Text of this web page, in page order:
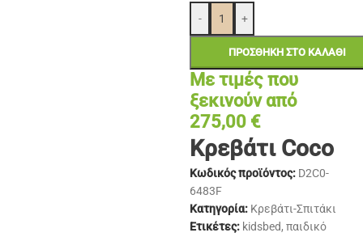
- +
ΠΡΟΣΘΉΚΗ ΣΤΟ ΚΑΛΆΘΙ
Με τιμές που
ξεκινούν από
275,00 €
Κρεβάτι Coco
Κωδικός προϊόντος: D2C0-
6483F
Κατηγορία: Κρεβάτι-Σπιτάκι
Ετικέτες: kidsbed, παιδικό